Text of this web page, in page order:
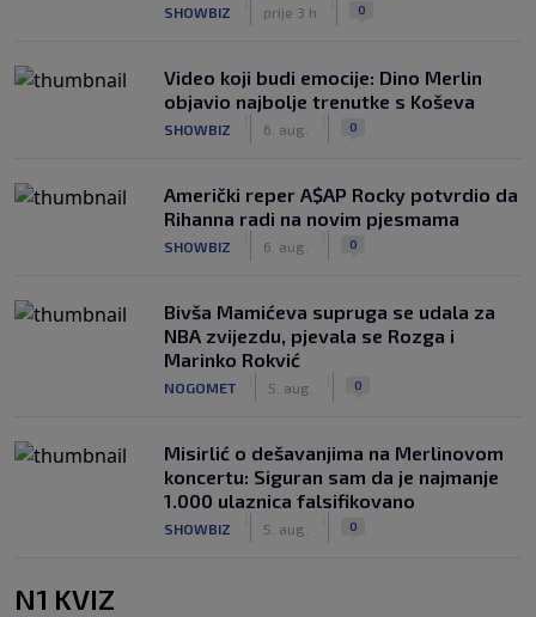
SHOWBIZ prije 3 h 0
Video koji budi emocije: Dino Merlin
objavio najbolje trenutke s Koševa
SHOWBIZ 6. aug. 0
Američki reper A$AP Rocky potvrdio da
Rihanna radi na novim pjesmama
SHOWBIZ 6. aug. 0
Bivša Mamićeva supruga se udala za
NBA zvijezdu, pjevala se Rozga i
Marinko Rokvić
NOGOMET 5. aug. 0
Misirlić o dešavanjima na Merlinovom
koncertu: Siguran sam da je najmanje
1.000 ulaznica falsifikovano
SHOWBIZ 5. aug. 0
N1 KVIZ